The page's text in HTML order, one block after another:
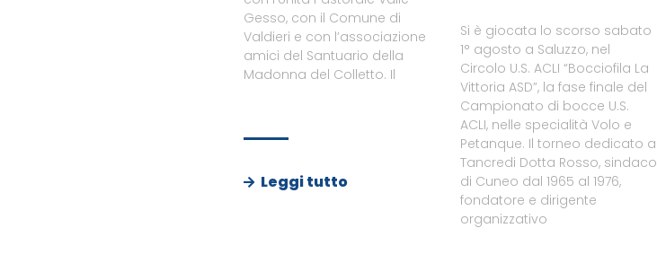
Gesso, con il Comune di
Valdieri e con l’associazione
amici del Santuario della
Madonna del Colletto. Il
Leggi tutto
Si è giocata lo scorso sabato
1° agosto a Saluzzo, nel
Circolo U.S. ACLI “Bocciofila La
Vittoria ASD”, la fase finale del
Campionato di bocce U.S.
ACLI, nelle specialità Volo e
Petanque. Il torneo dedicato a
Tancredi Dotta Rosso, sindaco
di Cuneo dal 1965 al 1976,
fondatore e dirigente
organizzativo